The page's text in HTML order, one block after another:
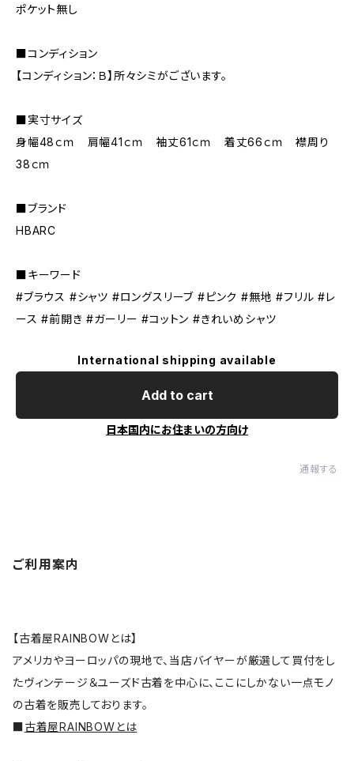
ポケット無し
■コンディション
【コンディション：Ｂ】所々シミがございます。
■実寸サイズ
身幅48ｃｍ 肩幅41ｃｍ 袖丈61ｃｍ 着丈66ｃｍ 襟周り
38ｃｍ
■ブランド
HBARC
■キーワード
#ブラウス #シャツ #ロングスリーブ #ピンク #無地 #フリル #レ
ース #前開き #ガーリー #コットン #きれいめシャツ
International shipping available
Add to cart
日本国内にお住まいの方向け
通報する
ご利用案内
【古着屋RAINBOWとは】
アメリカやヨーロッパの現地で、当店バイヤーが厳選して買付をし
たヴィンテージ＆ユーズド古着を中心に、ここにしかない一点モノ
の古着を販売しております。
■古着屋RAINBOWとは